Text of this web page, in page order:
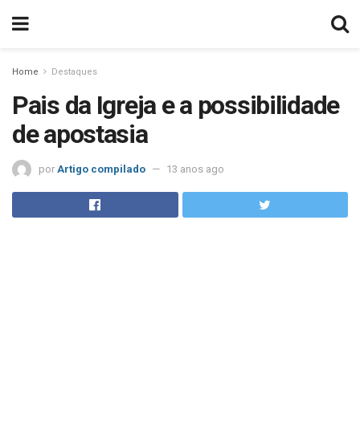
Home Destaques
Pais da Igreja e a possibilidade
de apostasia
por Artigo compilado 13 anos ago